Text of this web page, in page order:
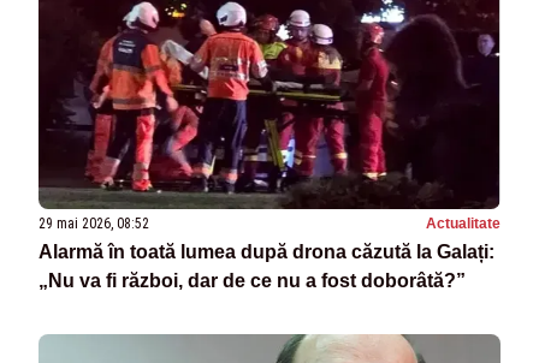
29 mai 2026, 08:52 Actualitate
Alarmă în toată lumea după drona căzută la Galați:
„Nu va fi război, dar de ce nu a fost doborâtă?”